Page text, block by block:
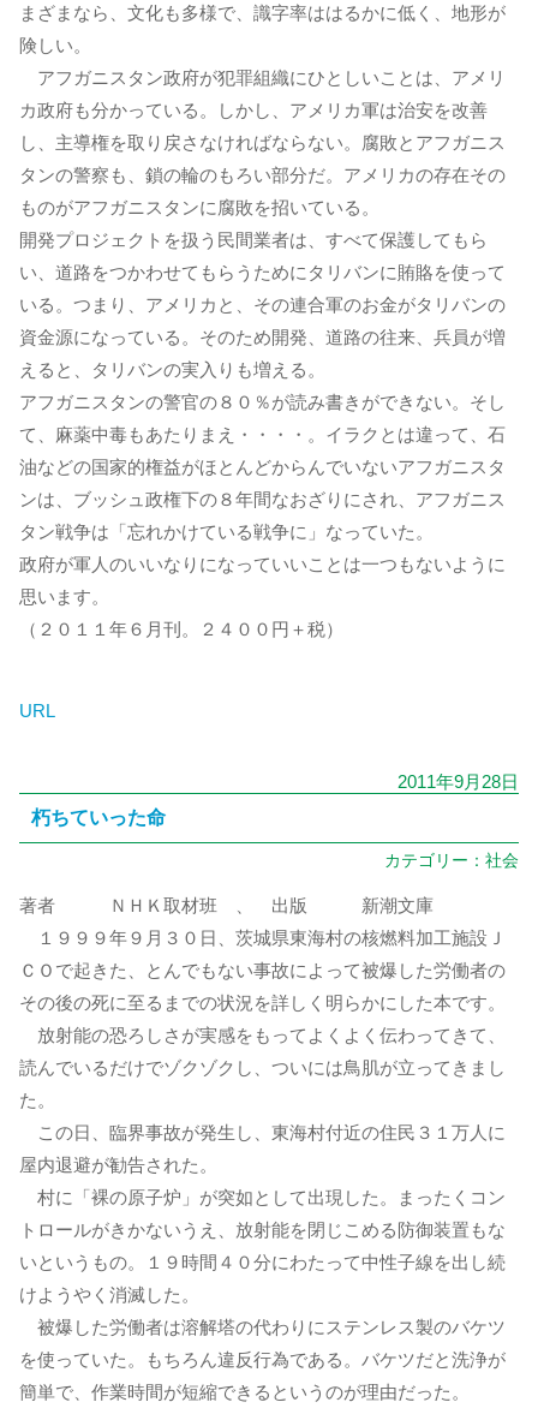
まざまなら、文化も多様で、識字率ははるかに低く、地形が
険しい。
アフガニスタン政府が犯罪組織にひとしいことは、アメリ
カ政府も分かっている。しかし、アメリカ軍は治安を改善
し、主導権を取り戻さなければならない。腐敗とアフガニス
タンの警察も、鎖の輪のもろい部分だ。アメリカの存在その
ものがアフガニスタンに腐敗を招いている。
開発プロジェクトを扱う民間業者は、すべて保護してもら
い、道路をつかわせてもらうためにタリバンに賄賂を使って
いる。つまり、アメリカと、その連合軍のお金がタリバンの
資金源になっている。そのため開発、道路の往来、兵員が増
えると、タリバンの実入りも増える。
アフガニスタンの警官の８０％が読み書きができない。そし
て、麻薬中毒もあたりまえ・・・・。イラクとは違って、石
油などの国家的権益がほとんどからんでいないアフガニスタ
ンは、ブッシュ政権下の８年間なおざりにされ、アフガニス
タン戦争は「忘れかけている戦争に」なっていた。
政府が軍人のいいなりになっていいことは一つもないように
思います。
（２０１１年６月刊。２４００円＋税）
URL
2011年9月28日
朽ちていった命
カテゴリー： 社会
著者 ＮＨＫ取材班 、 出版 新潮文庫
１９９９年９月３０日、茨城県東海村の核燃料加工施設Ｊ
ＣＯで起きた、とんでもない事故によって被爆した労働者の
その後の死に至るまでの状況を詳しく明らかにした本です。
放射能の恐ろしさが実感をもってよくよく伝わってきて、
読んでいるだけでゾクゾクし、ついには鳥肌が立ってきまし
た。
この日、臨界事故が発生し、東海村付近の住民３１万人に
屋内退避が勧告された。
村に「裸の原子炉」が突如として出現した。まったくコン
トロールがきかないうえ、放射能を閉じこめる防御装置もな
いというもの。１９時間４０分にわたって中性子線を出し続
けようやく消滅した。
被爆した労働者は溶解塔の代わりにステンレス製のバケツ
を使っていた。もちろん違反行為である。バケツだと洗浄が
簡単で、作業時間が短縮できるというのが理由だった。